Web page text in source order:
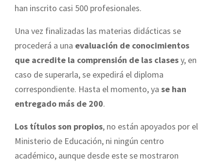
han inscrito casi 500 profesionales.
Una vez finalizadas las materias didácticas se
procederá a una evaluación de conocimientos
que acredite la comprensión de las clasesy, en
caso de superarla, se expedirá el diploma
correspondiente. Hasta el momento, ya se han
entregado más de 200.
Los títulos son propios, no están apoyados por el
Ministerio de Educación, ni ningún centro
académico, aunque desde este se mostraron